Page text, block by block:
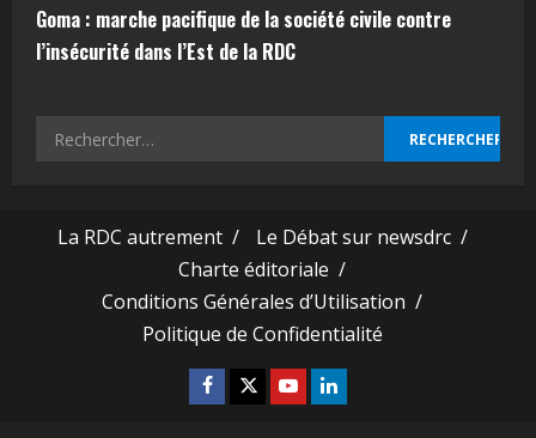
Goma : marche pacifique de la société civile contre
l’insécurité dans l’Est de la RDC
La RDC autrement /
Le Débat sur newsdrc /
Charte éditoriale /
Conditions Générales d’Utilisation /
Politique de Confidentialité